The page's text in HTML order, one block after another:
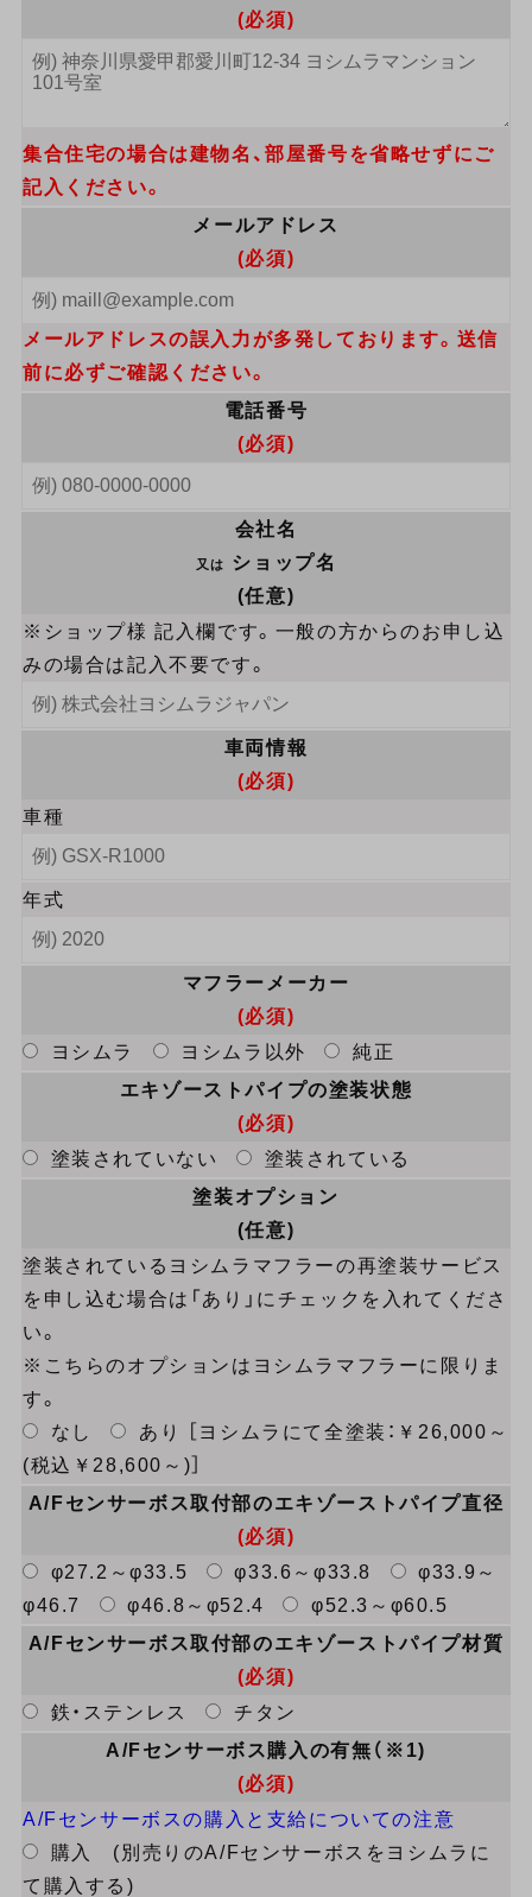
(必須)
集合住宅の場合は建物名、部屋番号を省略せずにご
記入ください。
メールアドレス
(必須)
メールアドレスの誤入力が多発しております。送信
前に必ずご確認ください。
電話番号
(必須)
会社名
又は
ショップ名
(任意)
※ショップ様 記入欄です。一般の方からのお申し込
みの場合は記入不要です。
車両情報
(必須)
車種
年式
マフラーメーカー
(必須)
ヨシムラ
ヨシムラ以外
純正
エキゾーストパイプの塗装状態
(必須)
塗装されていない
塗装されている
塗装オプション
(任意)
塗装されているヨシムラマフラーの再塗装サービス
を申し込む場合は「あり」にチェックを入れてくださ
い。
※こちらのオプションはヨシムラマフラーに限りま
す。
なし
あり ［ヨシムラにて全塗装：￥26,000～
(税込￥28,600～)］
A/Fセンサーボス取付部のエキゾーストパイプ直径
(必須)
φ27.2～φ33.5
φ33.6～φ33.8
φ33.9～
φ46.7
φ46.8～φ52.4
φ52.3～φ60.5
A/Fセンサーボス取付部のエキゾーストパイプ材質
(必須)
鉄・ステンレス
チタン
A/Fセンサーボス購入の有無（※1)
(必須)
A/Fセンサーボスの購入と支給についての注意
購入 (別売りのA/Fセンサーボスをヨシムラに
て購入する)